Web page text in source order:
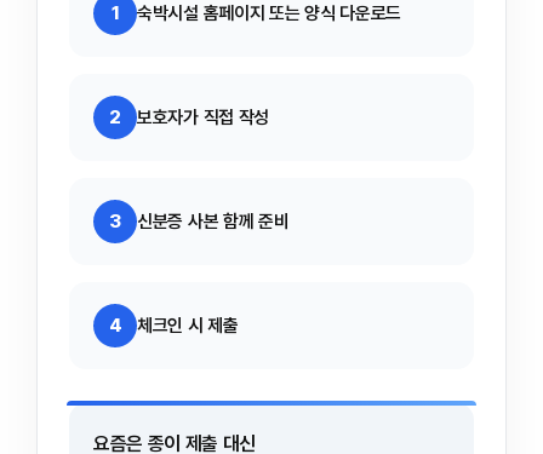
1 숙박시설 홈페이지 또는 양식 다운로드
2 보호자가 직접 작성
3 신분증 사본 함께 준비
4 체크인 시 제출
요즘은 종이 제출 대신